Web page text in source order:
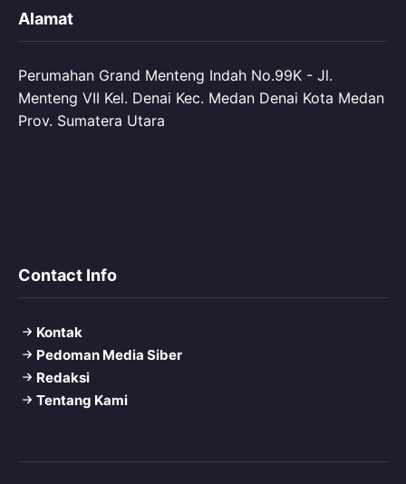
Alamat
Perumahan Grand Menteng Indah No.99K - Jl.
Menteng VII Kel. Denai Kec. Medan Denai Kota Medan
Prov. Sumatera Utara
Contact Info
Kontak
Pedoman Media Siber
Redaksi
Tentang Kami